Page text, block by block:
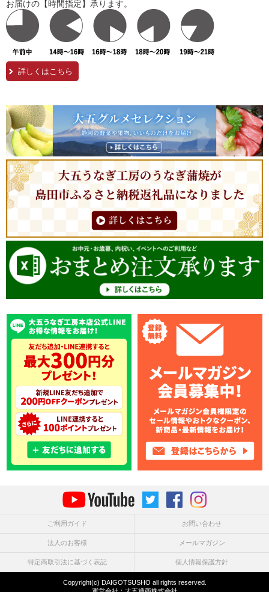
お届けの【時間指定】承ります。
詳しくはこちら
ご利用ガイド お問い合わせ
法人のお客様 メールマガジン
特定商取引法に基づく表記 個人情報保護方針
Copyright(c) DAIGOTSUSHO all rights reserved.